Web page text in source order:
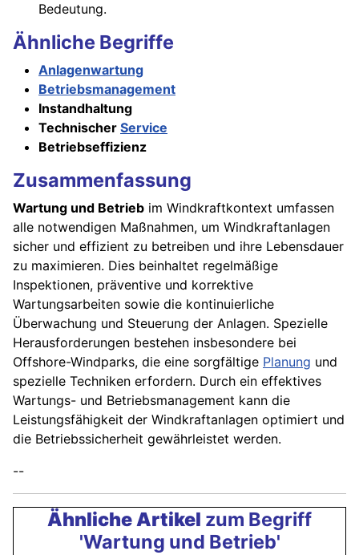
Bedeutung.
Ähnliche Begriffe
Anlagenwartung
Betriebsmanagement
Instandhaltung
Technischer Service
Betriebseffizienz
Zusammenfassung
Wartung und Betrieb im Windkraftkontext umfassen
alle notwendigen Maßnahmen, um Windkraftanlagen
sicher und effizient zu betreiben und ihre Lebensdauer
zu maximieren. Dies beinhaltet regelmäßige
Inspektionen, präventive und korrektive
Wartungsarbeiten sowie die kontinuierliche
Überwachung und Steuerung der Anlagen. Spezielle
Herausforderungen bestehen insbesondere bei
Offshore-Windparks, die eine sorgfältige Planung und
spezielle Techniken erfordern. Durch ein effektives
Wartungs- und Betriebsmanagement kann die
Leistungsfähigkeit der Windkraftanlagen optimiert und
die Betriebssicherheit gewährleistet werden.
--
Ähnliche Artikel zum Begriff
'Wartung und Betrieb'